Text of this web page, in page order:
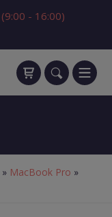
(9:00 - 16:00)
» MacBook Pro »